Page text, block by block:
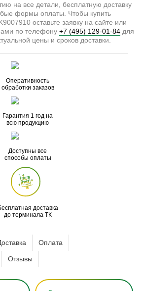
на все детали, бесплатную доставку
формы оплаты. Чтобы купить
оставьте заявку на сайте или
по телефону +7 (495) 129-01-84 для
цены и сроков доставки.
Оперативность
обработки заказов
Гарантия 1 год на
всю продукцию
Доступны все
способы оплаты
доставка
до терминала ТК
Оплата
Отзывы